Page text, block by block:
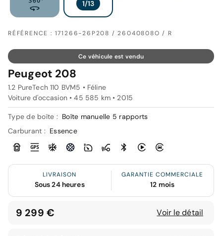
RÉFÉRENCE : 171266-26P208 / 26040808O / R
Ce véhicule est vendu
Peugeot 208
1.2 PureTech 110 BVM5 • Féline
Voiture d'occasion • 45 585 km • 2015
Type de boîte : Boîte manuelle 5 rapports
Carburant : Essence
LIVRAISON
Sous 24 heures
GARANTIE COMMERCIALE
12 mois
9 299 € Voir le détail